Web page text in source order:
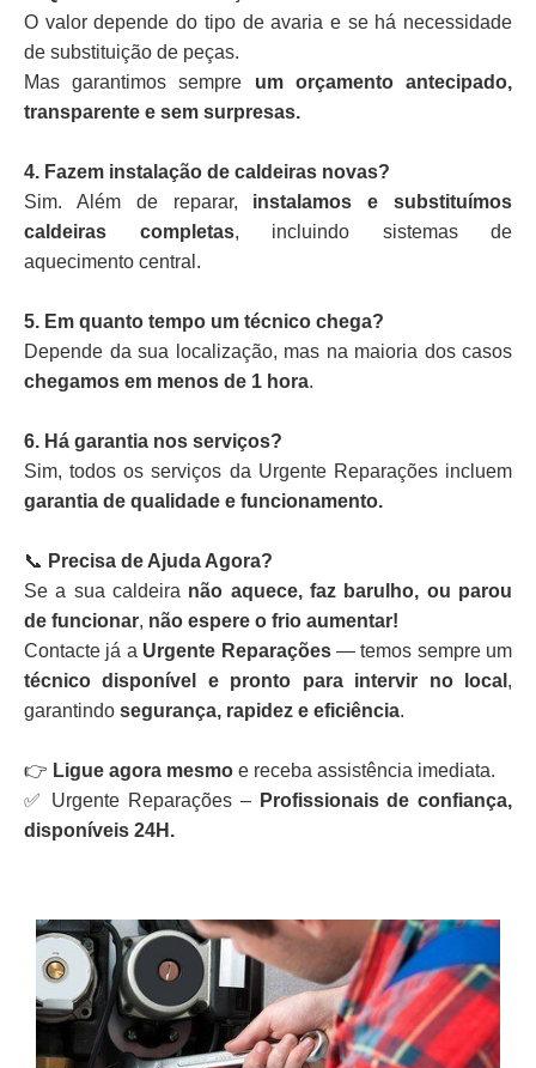
O valor depende do tipo de avaria e se há necessidade
de substituição de peças.
Mas garantimos sempre um orçamento antecipado,
transparente e sem surpresas.
4. Fazem instalação de caldeiras novas?
Sim. Além de reparar, instalamos e substituímos
caldeiras completas, incluindo sistemas de
aquecimento central.
5. Em quanto tempo um técnico chega?
Depende da sua localização, mas na maioria dos casos
chegamos em menos de 1 hora.
6. Há garantia nos serviços?
Sim, todos os serviços da Urgente Reparações incluem
garantia de qualidade e funcionamento.
📞 Precisa de Ajuda Agora?
Se a sua caldeira não aquece, faz barulho, ou parou
de funcionar, não espere o frio aumentar!
Contacte já a Urgente Reparações— temos sempre um
técnico disponível e pronto para intervir no local ,
garantindo segurança, rapidez e eficiência.
👉 Ligue agora mesmo e receba assistência imediata.
✅ Urgente Reparações – Profissionais de confiança,
disponíveis 24H.